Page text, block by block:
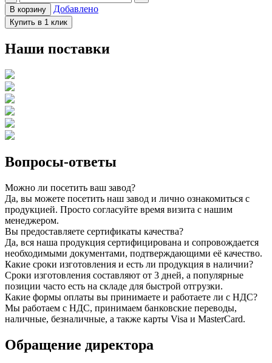
В корзину
Добавлено
Купить в 1 клик
Наши поставки
Вопросы-ответы
Можно ли посетить ваш завод?
Да, вы можете посетить наш завод и лично ознакомиться с
продукцией. Просто согласуйте время визита с нашим
менеджером.
Вы предоставляете сертификаты качества?
Да, вся наша продукция сертифицирована и сопровождается
необходимыми документами, подтверждающими её качество.
Какие сроки изготовления и есть ли продукция в наличии?
Сроки изготовления составляют от 3 дней, а популярные
позиции часто есть на складе для быстрой отгрузки.
Какие формы оплаты вы принимаете и работаете ли с НДС?
Мы работаем с НДС, принимаем банковские переводы,
наличные, безналичные, а также карты Visa и MasterCard.
Обращение директора